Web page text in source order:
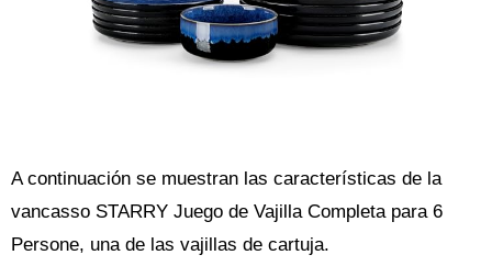
A continuación se muestran las características de la
vancasso STARRY Juego de Vajilla Completa para 6
Persone, una de las vajillas de cartuja.